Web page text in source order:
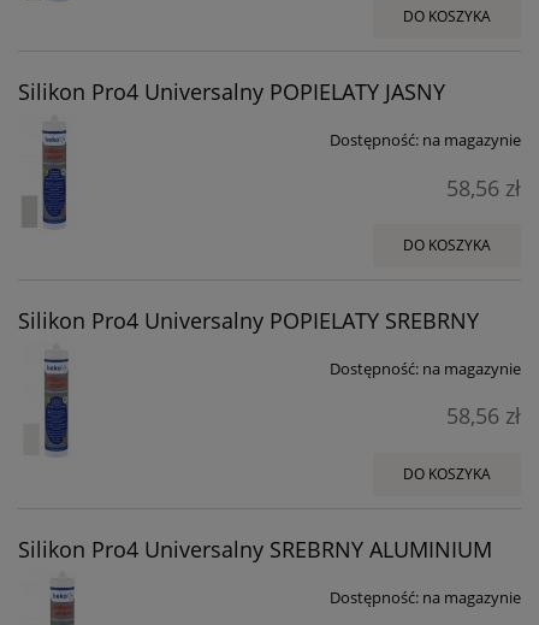
DO KOSZYKA
Silikon Pro4 Universalny POPIELATY JASNY
Dostępność: na magazynie
58,56 zł
DO KOSZYKA
Silikon Pro4 Universalny POPIELATY SREBRNY
Dostępność: na magazynie
58,56 zł
DO KOSZYKA
Silikon Pro4 Universalny SREBRNY ALUMINIUM
Dostępność: na magazynie